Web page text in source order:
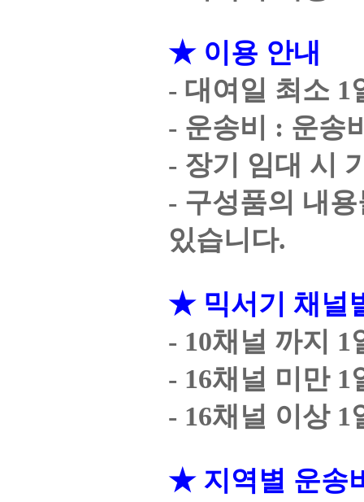
★ 이용 안내
- 대여일 최소 1
- 운송비 : 운송
- 장기 임대 시
- 구성품의 내
있습니다.
★ 믹서기 채널
- 10채널 까지 1
- 16채널 미만 1
- 16채널 이상
★ 지역별 운송